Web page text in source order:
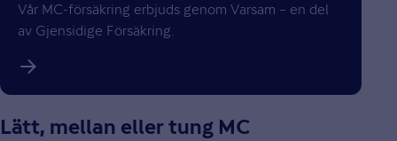
Vår MC-försäkring erbjuds genom Varsam – en del
av Gjensidige Försäkring.
Lätt, mellan eller tung MC